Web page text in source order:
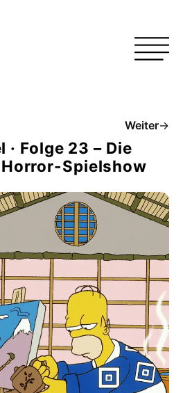
Weiter→
· Folge 23 – Die
Spielshow